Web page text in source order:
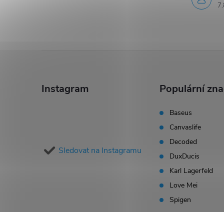
Instagram
Sledovat na Instagramu
Populární
Baseus
Canvaslife
Decoded
DuxDucis
Karl Lagerfeld
Love Mei
Spigen